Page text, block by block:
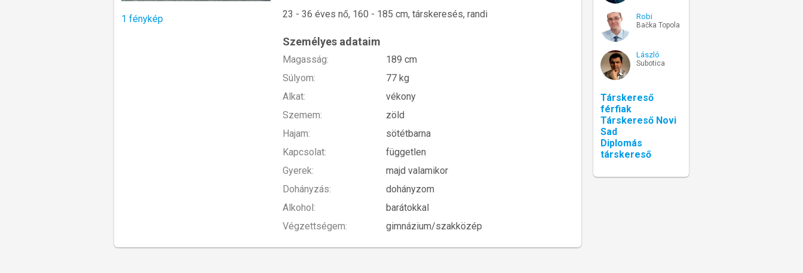
1 fénykép 23 - 36 éves nő, 160 - 185 cm, társkeresés, randi
Személyes adataim
Magasság:
189 cm
Súlyom:
77 kg
Alkat:
vékony
Szemem:
zöld
Hajam:
sötétbarna
Kapcsolat:
független
Gyerek:
majd valamikor
Dohányzás:
dohányzom
Alkohol:
barátokkal
Végzettségem:
gimnázium/szakközép
Robi
Bačka Topola
László
Subotica
Társkereső
férfiak
Társkereső Novi
Sad
Diplomás
társkereső